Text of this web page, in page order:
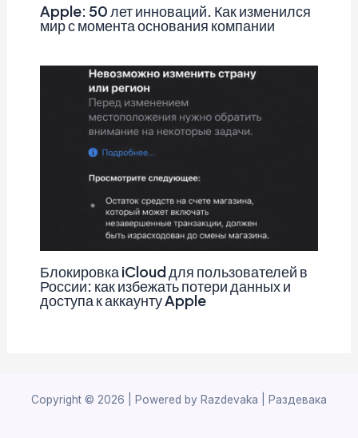
Apple: 50 лет инноваций. Как изменился
мир с момента основания компании
Блокировка iCloud для пользователей в
России: как избежать потери данных и
доступа к аккаунту Apple
Copyright © 2026 | Powered by Razdevaka | Раздевака